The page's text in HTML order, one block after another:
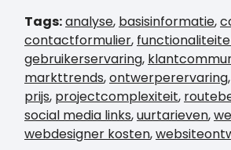
Tags:analyse, basisinformatie,
contactformulier,
gebruikerservaring,
markttrends,ontwerperervaring,
prijs, projectcomplexiteit,
social media links,uurtarieven,
webdesigner kosten,